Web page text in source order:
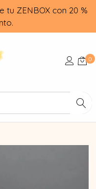
tu ZENBOX con 20 %
0